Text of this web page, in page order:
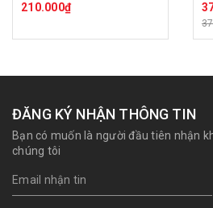
210.000₫
ĐĂNG KÝ NHẬN THÔNG TIN
Bạn có muốn là người đầu tiên nhận
chúng tôi